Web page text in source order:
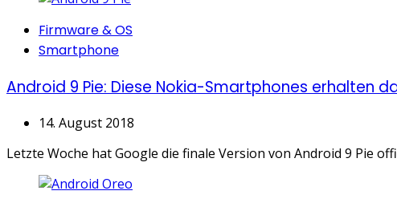
Categories
Firmware & OS
Smartphone
Android 9 Pie: Diese Nokia-Smartphones erhalten
14. August 2018
Letzte Woche hat Google die finale Version von Android 9 Pie